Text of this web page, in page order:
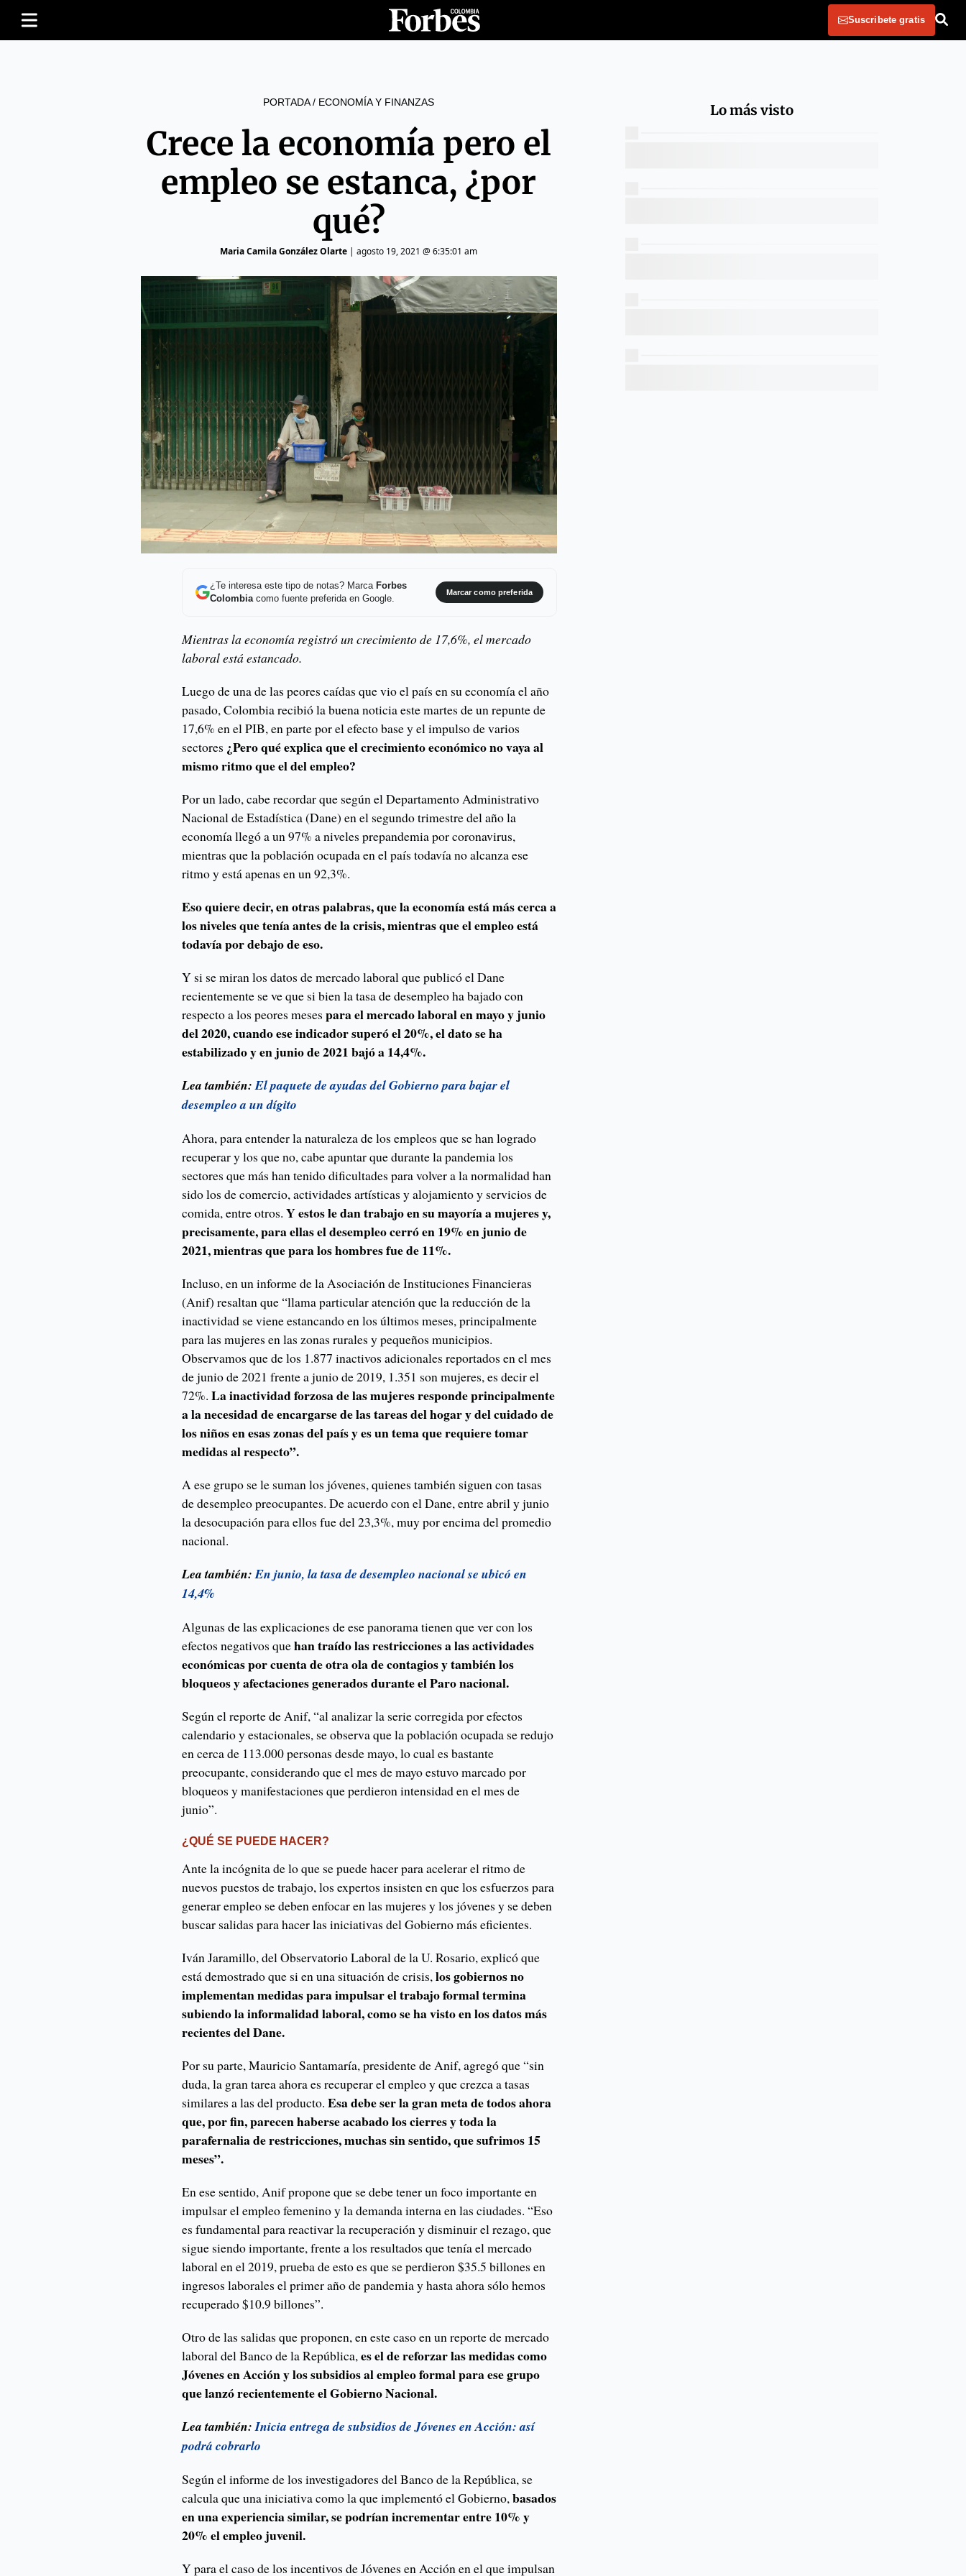
Suscribete gratis
PORTADA/ ECONOMÍA Y FINANZAS
Crece la economía pero el
empleo se estanca, ¿por
qué?
Maria Camila González Olarte | agosto 19, 2021 @ 6:35:01 am
¿Te interesa este tipo de notas? Marca Forbes
Colombiacomo fuente preferida en Google.
Marcar como preferida
Mientras la economía registró un crecimiento de 17,6%, el mercado
laboral está estancado.
Luego de una de las peores caídas que vio el país en su economía el año
pasado, Colombia recibió la buena noticia este martes de un repunte de
17,6% en el PIB, en parte por el efecto base y el impulso de varios
sectores ¿Pero qué explica que el crecimiento económico no vaya al
mismo ritmo que el del empleo?
Por un lado, cabe recordar que según el Departamento Administrativo
Nacional de Estadística (Dane) en el segundo trimestre del año la
economía llegó a un 97% a niveles prepandemia por coronavirus,
mientras que la población ocupada en el país todavía no alcanza ese
ritmo y está apenas en un 92,3%.
Eso quiere decir, en otras palabras, que la economía está más cerca a
los niveles que tenía antes de la crisis, mientras que el empleo está
todavía por debajo de eso.
Y si se miran los datos de mercado laboral que publicó el Dane
recientemente se ve que si bien la tasa de desempleo ha bajado con
respecto a los peores mesespara el mercado laboral en mayo y junio
del 2020, cuando ese indicador superó el 20%, el dato se ha
estabilizado y en junio de 2021 bajó a 14,4%.
Lea también:El paquete de ayudas del Gobierno para bajar el
desempleo a un dígito
Ahora, para entender la naturaleza de los empleos que se han logrado
recuperar y los que no, cabe apuntar que durante la pandemia los
sectores que más han tenido dificultades para volver a la normalidad han
sido los de comercio, actividades artísticas y alojamiento y servicios de
comida, entre otros.Y estos le dan trabajo en su mayoría a mujeres y,
precisamente, para ellas el desempleo cerró en 19% en junio de
2021, mientras que para los hombres fue de 11%.
Incluso, en un informe de la Asociación de Instituciones Financieras
(Anif) resaltan que “llama particular atención que la reducción de la
inactividad se viene estancando en los últimos meses, principalmente
para las mujeres en las zonas rurales y pequeños municipios.
Observamos que de los 1.877 inactivos adicionales reportados en el mes
de junio de 2021 frente a junio de 2019, 1.351 son mujeres, es decir el
72%.La inactividad forzosa de las mujeres responde principalmente
a la necesidad de encargarse de las tareas del hogar y del cuidado de
los niños en esas zonas del país y es un tema que requiere tomar
medidas al respecto”.
A ese grupo se le suman los jóvenes, quienes también siguen con tasas
de desempleo preocupantes. De acuerdo con el Dane, entre abril y junio
la desocupación para ellos fue del 23,3%, muy por encima del promedio
nacional.
Lea también:En junio, la tasa de desempleo nacional se ubicó en
14,4%
Algunas de las explicaciones de ese panorama tienen que ver con los
efectos negativos quehan traído las restricciones a las actividades
económicas por cuenta de otra ola de contagios y también los
bloqueos y afectaciones generados durante el Paro nacional.
Según el reporte de Anif, “al analizar la serie corregida por efectos
calendario y estacionales, se observa que la población ocupada se redujo
en cerca de 113.000 personas desde mayo, lo cual es bastante
preocupante, considerando que el mes de mayo estuvo marcado por
bloqueos y manifestaciones que perdieron intensidad en el mes de
junio”.
¿QUÉ SE PUEDE HACER?
Ante la incógnita de lo que se puede hacer para acelerar el ritmo de
nuevos puestos de trabajo, los expertos insisten en que los esfuerzos para
generar empleo se deben enfocar en las mujeres y los jóvenes y se deben
buscar salidas para hacer las iniciativas del Gobierno más eficientes.
Iván Jaramillo, del Observatorio Laboral de la U. Rosario, explicó que
está demostrado que si en una situación de crisis, los gobiernos no
implementan medidas para impulsar el trabajo formal termina
subiendo la informalidad laboral, como se ha visto en los datos más
recientes del Dane.
Por su parte, Mauricio Santamaría, presidente de Anif, agregó que “sin
duda, la gran tarea ahora es recuperar el empleo y que crezca a tasas
similares a las del producto.Esa debe ser la gran meta de todos ahora
que, por fin, parecen haberse acabado los cierres y toda la
parafernalia de restricciones, muchas sin sentido, que sufrimos 15
meses”.
En ese sentido, Anif propone que se debe tener un foco importante en
impulsar el empleo femenino y la demanda interna en las ciudades. “Eso
es fundamental para reactivar la recuperación y disminuir el rezago, que
sigue siendo importante, frente a los resultados que tenía el mercado
laboral en el 2019, prueba de esto es que se perdieron $35.5 billones en
ingresos laborales el primer año de pandemia y hasta ahora sólo hemos
recuperado $10.9 billones”.
Otro de las salidas que proponen, en este caso en un reporte de mercado
laboral del Banco de la República, es el de reforzar las medidas como
Jóvenes en Acción y los subsidios al empleo formal para ese grupo
que lanzó recientemente el Gobierno Nacional.
Lea también:Inicia entrega de subsidios de Jóvenes en Acción: así
podrá cobrarlo
Según el informe de los investigadores del Banco de la República, se
calcula que una iniciativa como la que implementó el Gobierno, basados
en una experiencia similar, se podrían incrementar entre 10% y
20% el empleo juvenil.
Y para el caso de los incentivos de Jóvenes en Acción en el que impulsan
Lo más visto